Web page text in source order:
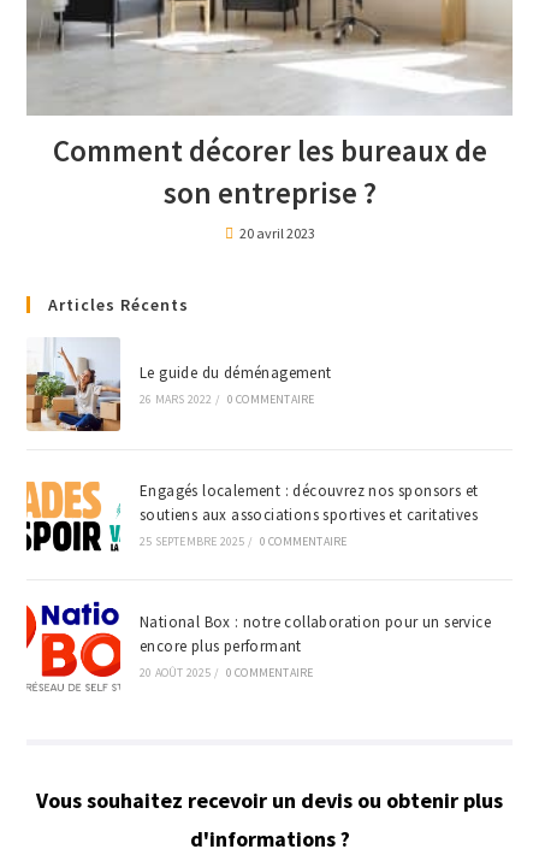
Comment décorer les bureaux de
son entreprise ?
20 avril 2023
Articles Récents
Le guide du déménagement
26 MARS 2022 / 0 COMMENTAIRE
Engagés localement : découvrez nos sponsors et
soutiens aux associations sportives et caritatives
25 SEPTEMBRE 2025 / 0 COMMENTAIRE
National Box : notre collaboration pour un service
encore plus performant
20 AOÛT 2025 / 0 COMMENTAIRE
Vous souhaitez recevoir un devis ou obtenir plus
d'informations ?